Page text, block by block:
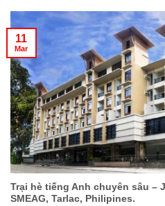
Trại hè tiếng Anh chuyên sâu –
SMEAG, Tarlac, Philipines.
11
Mar